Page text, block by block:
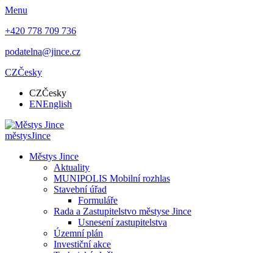
Menu
+420 778 709 736
podatelna@jince.cz
CZČesky
CZČesky
ENEnglish
městysJince
Městys Jince
Aktuality
MUNIPOLIS Mobilní rozhlas
Stavební úřad
Formuláře
Rada a Zastupitelstvo městyse Jince
Usnesení zastupitelstva
Územní plán
Investiční akce